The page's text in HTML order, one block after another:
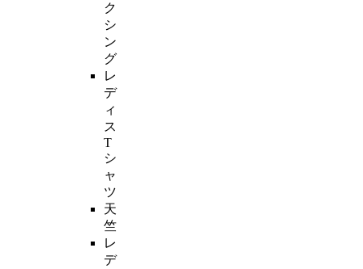
ク
シ
ン
グ
レ
デ
ィ
ス
T
シ
ャ
ツ
天
竺
レ
デ